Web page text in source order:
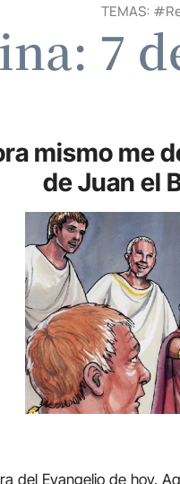
TEMAS: #
7
mismo me
de Juan el
del Evangelio de hoy.